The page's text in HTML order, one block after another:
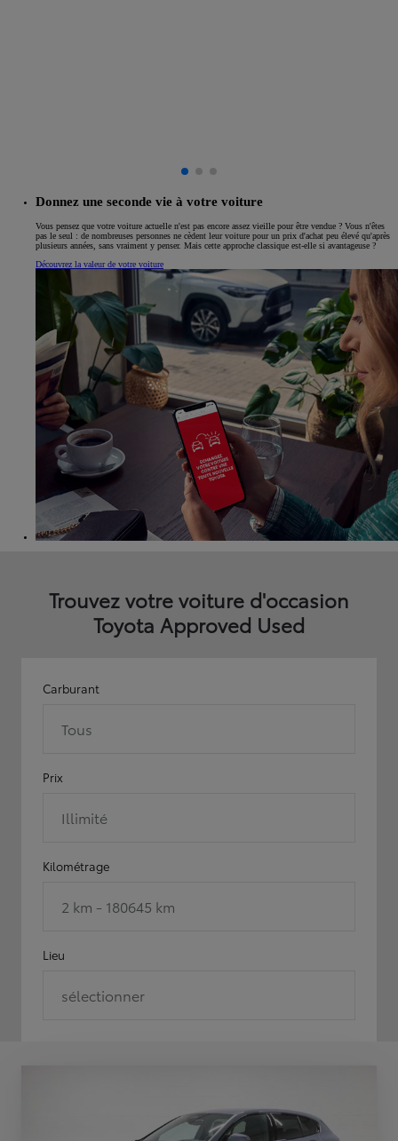
Donnez une seconde vie à votre voiture
Vous pensez que votre voiture actuelle n'est pas encore assez vieille pour être vendue ? Vous n'êtes
pas le seul : de nombreuses personnes ne cèdent leur voiture pour un prix d'achat peu élevé qu'après
plusieurs années, sans vraiment y penser. Mais cette approche classique est-elle si avantageuse ?
Découvrez la valeur de votre voiture
Trouvez votre voiture d'occasion
Toyota Approved Used
Carburant
Tous
Prix
Illimité
Kilométrage
2 km - 180645 km
Lieu
sélectionner